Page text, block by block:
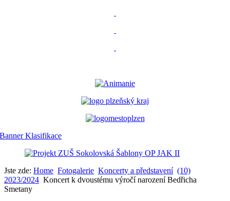
Jste zde: Home Fotogalerie Koncerty a představení (10)
2023/2024 Koncert k dvoustému výročí narození Bedřicha
Smetany